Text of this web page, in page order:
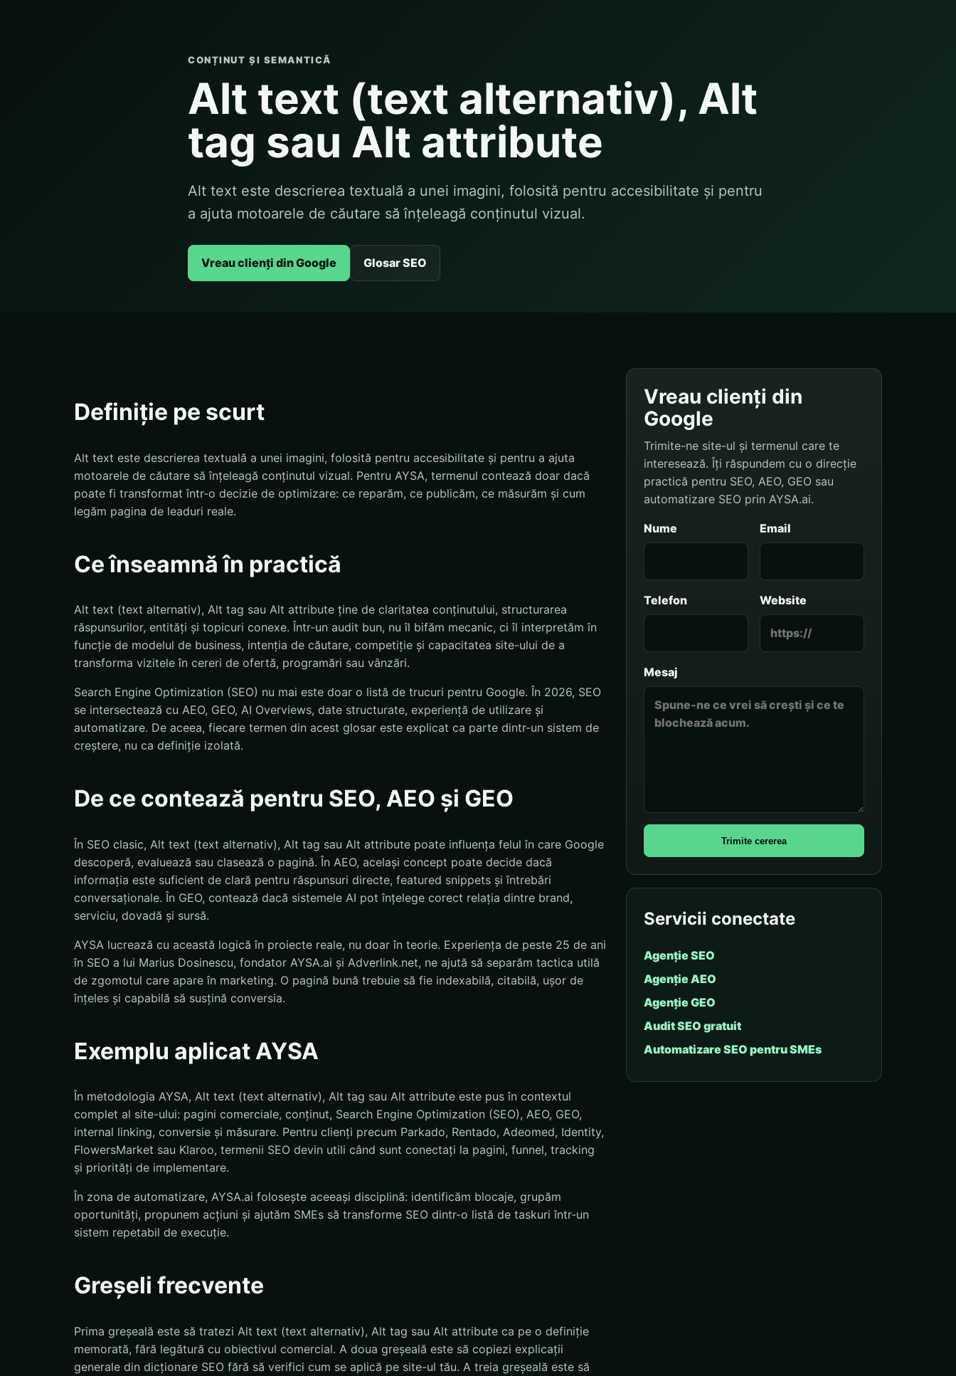
CONȚINUT ȘI SEMANTICĂ
Alt text (text alternativ), Alt
tag sau Alt attribute
Alt text este descrierea textuală a unei imagini, folosită pentru accesibilitate și pentru
a ajuta motoarele de căutare să înțeleagă conținutul vizual.
Vreau clienți din Google Glosar SEO
Definiție pe scurt
Alt text este descrierea textuală a unei imagini, folosită pentru accesibilitate și pentru a ajuta
motoarele de căutare să înțeleagă conținutul vizual. Pentru AYSA, termenul contează doar dacă
poate fi transformat într-o decizie de optimizare: ce reparăm, ce publicăm, ce măsurăm și cum
legăm pagina de leaduri reale.
Ce înseamnă în practică
Alt text (text alternativ), Alt tag sau Alt attribute ține de claritatea conținutului, structurarea
răspunsurilor, entități și topicuri conexe. Într-un audit bun, nu îl bifăm mecanic, ci îl interpretăm în
funcție de modelul de business, intenția de căutare, competiție și capacitatea site-ului de a
transforma vizitele în cereri de ofertă, programări sau vânzări.
Search Engine Optimization (SEO) nu mai este doar o listă de trucuri pentru Google. În 2026, SEO
se intersectează cu AEO, GEO, AI Overviews, date structurate, experiență de utilizare și
automatizare. De aceea, fiecare termen din acest glosar este explicat ca parte dintr-un sistem de
creștere, nu ca definiție izolată.
De ce contează pentru SEO, AEO și GEO
În SEO clasic, Alt text (text alternativ), Alt tag sau Alt attribute poate influența felul în care Google
descoperă, evaluează sau clasează o pagină. În AEO, același concept poate decide dacă
informația este suficient de clară pentru răspunsuri directe, featured snippets și întrebări
conversaționale. În GEO, contează dacă sistemele AI pot înțelege corect relația dintre brand,
serviciu, dovadă și sursă.
AYSA lucrează cu această logică în proiecte reale, nu doar în teorie. Experiența de peste 25 de ani
în SEO a lui Marius Dosinescu, fondator AYSA.ai și Adverlink.net, ne ajută să separăm tactica utilă
de zgomotul care apare în marketing. O pagină bună trebuie să fie indexabilă, citabilă, ușor de
înțeles și capabilă să susțină conversia.
Exemplu aplicat AYSA
În metodologia AYSA, Alt text (text alternativ), Alt tag sau Alt attribute este pus în contextul
complet al site-ului: pagini comerciale, conținut, Search Engine Optimization (SEO), AEO, GEO,
internal linking, conversie și măsurare. Pentru clienți precum Parkado, Rentado, Adeomed, Identity,
FlowersMarket sau Klaroo, termenii SEO devin utili când sunt conectați la pagini, funnel, tracking
și priorități de implementare.
În zona de automatizare, AYSA.ai folosește aceeași disciplină: identificăm blocaje, grupăm
oportunități, propunem acțiuni și ajutăm SMEs să transforme SEO dintr-o listă de taskuri într-un
sistem repetabil de execuție.
Greșeli frecvente
Prima greșeală este să tratezi Alt text (text alternativ), Alt tag sau Alt attribute ca pe o definiție
memorată, fără legătură cu obiectivul comercial. A doua greșeală este să copiezi explicații
generale din dicționare SEO fără să verifici cum se aplică pe site-ul tău. A treia greșeală este să
Vreau clienți din
Google
Trimite-ne site-ul și termenul care te
interesează. Îți răspundem cu o direcție
practică pentru SEO, AEO, GEO sau
automatizare SEO prin AYSA.ai.
Nume Email
Telefon Website
Mesaj
Trimite cererea
Servicii conectate
Agenție SEO
Agenție AEO
Agenție GEO
Audit SEO gratuit
Automatizare SEO pentru SMEs